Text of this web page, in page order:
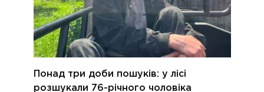
Понад три доби пошуків: у лісі
розшукали 76-річного чоловіка